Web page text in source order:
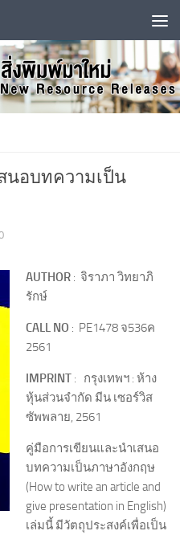
นอบทความเป็น
AUTHOR : จิราภา วิทยาภิ
รักษ์
CALL NO : PE1478 จ536ค
2561
IMPRINT : กรุงเทพฯ : ห้าง
หุ้นส่วนจำกัด มีน เซอร์วิส
ซัพพลาย, 2561
คู่มือการเขียนและนำเสนอ
บทความเป็นภาษาอังกฤษ
(How to write an article and
give presentation in English)
เล่มนี้ มีวัตถุประสงค์เพื่อเป็น